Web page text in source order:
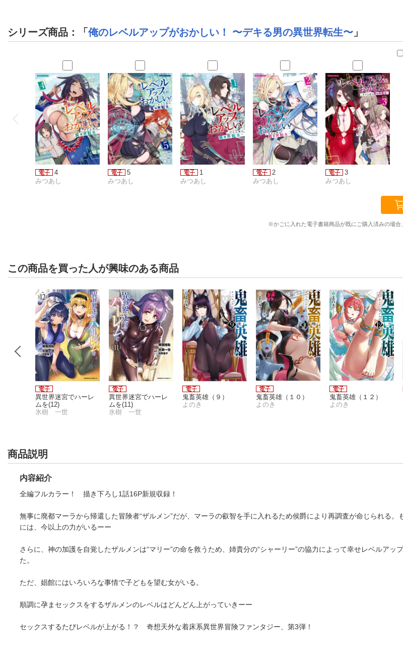
シリーズ商品：「 俺のレベルアップがおかしい！ 〜デキる男の異世界転生〜 」
4
みつあし
5
みつあし
1
みつあし
2
みつあし
3
みつあし
※かごに入れた電子書籍商品が既にご購入済みの場合
この商品を買った人が興味のある商品
異世界迷宮でハーレ
ムを(12)
氷樹 一世
異世界迷宮でハーレ
ムを(11)
氷樹 一世
鬼畜英雄（９）
よのき
鬼畜英雄（１０）
よのき
鬼畜英雄（１２）
よのき
商品説明
内容紹介
全編フルカラー！ 描き下ろし1話16P新規収録！
無事に廃都マーラから帰還した冒険者“ザルメン”だが、マーラの叡智を手に入れるため侯爵により再調査が命じられる。
には、今以上の力がいるーー
さらに、神の加護を自覚したザルメンは“マリー”の命を救うため、姉貴分の“シャーリー”の協力によって幸せレベルアッ
た。
ただ、娼館にはいろいろな事情で子どもを望む女がいる。
順調に孕まセックスをするザルメンのレベルはどんどん上がっていきーー
セックスするたびレベルが上がる！？ 奇想天外な着床系異世界冒険ファンタジー、第3弾！